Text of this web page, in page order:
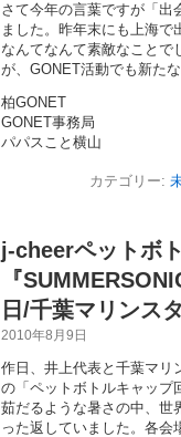
さて今年の言葉ですが「出
ました。昨年末にも上海
なんてなんて素敵なことで
が、GONET活動でも新た
柏GONET
GONET事務局
パパスこと横山
カテゴリー:
j-cheerペットボ
『
日/千葉マリンス
2010年8月9日
作日、井上代表と千葉マリ
の「ペットボトルキャップ
茹だるような暑さの中、世
った返していました。各